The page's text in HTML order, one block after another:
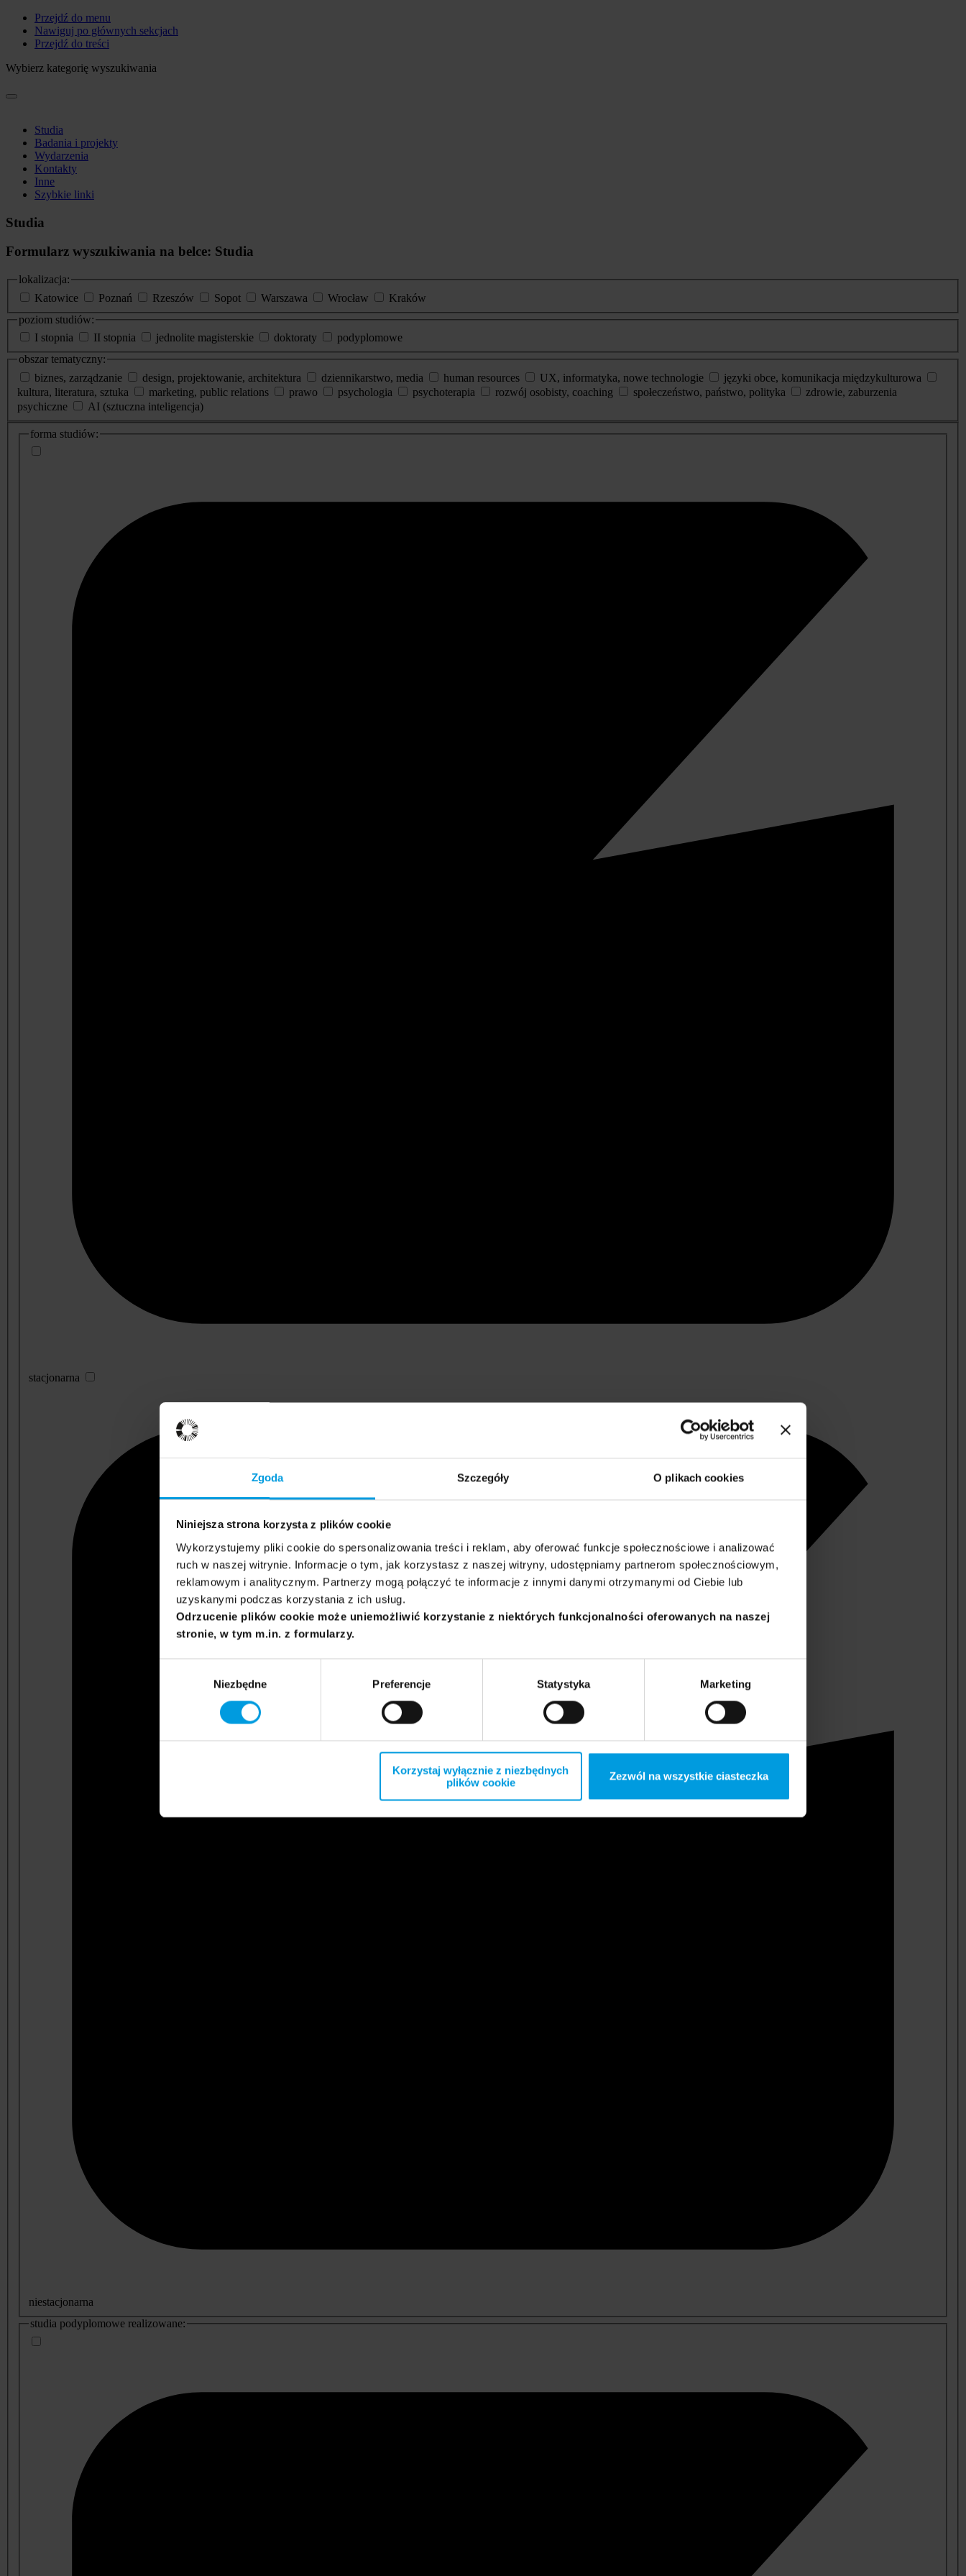
Zgoda Szczegóły O plikach cookies
Niniejsza strona korzysta z plików cookie
Wykorzystujemy pliki cookie do spersonalizowania treści i reklam, aby oferować funkcje społecznościowe i analizować
ruch w naszej witrynie. Informacje o tym, jak korzystasz z naszej witryny, udostępniamy partnerom społecznościowym,
reklamowym i analitycznym. Partnerzy mogą połączyć te informacje z innymi danymi otrzymanymi od Ciebie lub
uzyskanymi podczas korzystania z ich usług.
Odrzucenie plików cookie może uniemożliwić korzystanie z niektórych funkcjonalności oferowanych na naszej
stronie, w tym m.in. z formularzy.
Niezbędne Preferencje Statystyka Marketing
Korzystaj wyłącznie z niezbędnych
plików cookie
Zezwól na wszystkie ciasteczka
Przejdź do menu
Nawiguj po głównych sekcjach
Przejdź do treści
Wybierz kategorię wyszukiwania
Studia
Badania i projekty
Wydarzenia
Kontakty
Inne
Szybkie linki
Studia
Formularz wyszukiwania na belce: Studia
lokalizacja:
Katowice
Poznań Rzeszów Sopot Warszawa Wrocław
Kraków
poziom studiów:
I stopnia
II stopnia jednolite magisterskie doktoraty
podyplomowe
obszar tematyczny:
biznes, zarządzanie
design, projektowanie, architektura dziennikarstwo, media human resources UX, informatyka, nowe technologie
języki obce, komunikacja międzykulturowa
kultura, literatura, sztuka
marketing, public relations prawo psychologia psychoterapia rozwój osobisty, coaching społeczeństwo, państwo, polityka
zdrowie, zaburzenia
psychiczne
AI (sztuczna inteligencja)
dodatkowe
informacje
forma studiów:
stacjonarna
niestacjonarna
studia podyplomowe realizowane: